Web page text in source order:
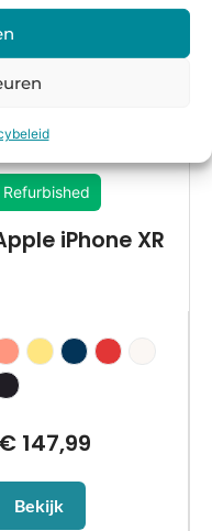
Refurbished
iPhone XR
€ 147,99
Bekijk